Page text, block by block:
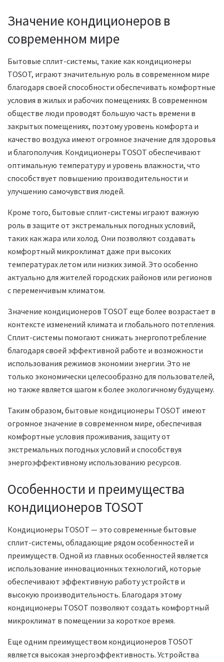
Значение кондиционеров в
современном мире
Бытовые сплит-системы, такие как кондиционеры
TOSOT, играют значительную роль в современном мире
благодаря своей способности обеспечивать комфортные
условия в жилых и рабочих помещениях. В современном
обществе люди проводят большую часть времени в
закрытых помещениях, поэтому уровень комфорта и
качество воздуха имеют огромное значение для здоровья
и благополучия. Кондиционеры TOSOT обеспечивают
оптимальную температуру и уровень влажности, что
способствует повышению производительности и
улучшению самочувствия людей.
Кроме того, бытовые сплит-системы играют важную
роль в защите от экстремальных погодных условий,
таких как жара или холод. Они позволяют создавать
комфортный микроклимат даже при высоких
температурах летом или низких зимой. Это особенно
актуально для жителей городских районов или регионов
с переменчивым климатом.
Значение кондиционеров TOSOT еще более возрастает в
контексте изменений климата и глобального потепления.
Сплит-системы помогают снижать энергопотребление
благодаря своей эффективной работе и возможности
использования режимов экономии энергии. Это не
только экономически целесообразно для пользователей,
но также является шагом к более экологичному будущему.
Таким образом, бытовые кондиционеры TOSOT имеют
огромное значение в современном мире, обеспечивая
комфортные условия проживания, защиту от
экстремальных погодных условий и способствуя
энергоэффективному использованию ресурсов.
Особенности и преимущества
кондиционеров TOSOT
Кондиционеры TOSOT — это современные бытовые
сплит-системы, обладающие рядом особенностей и
преимуществ. Одной из главных особенностей является
использование инновационных технологий, которые
обеспечивают эффективную работу устройств и
высокую производительность. Благодаря этому
кондиционеры TOSOT позволяют создать комфортный
микроклимат в помещении за короткое время.
Еще одним преимуществом кондиционеров TOSOT
является высокая энергоэффективность. Устройства